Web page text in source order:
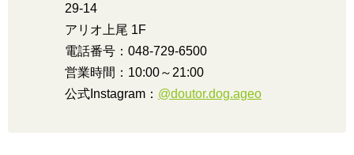
29-14
アリオ上尾 1F
電話番号：048-729-6500
営業時間：10:00～21:00
公式Instagram： @doutor.dog.ageo